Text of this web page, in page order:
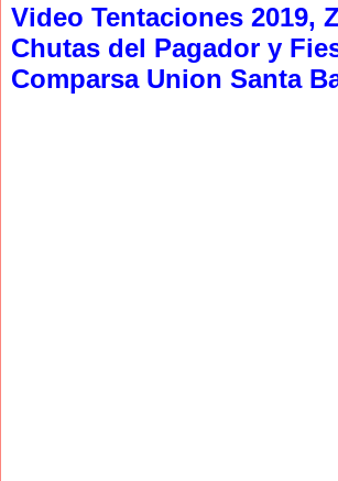
Video Tentaciones 2019,
Chutas del Pagador y
Comparsa Union Santa